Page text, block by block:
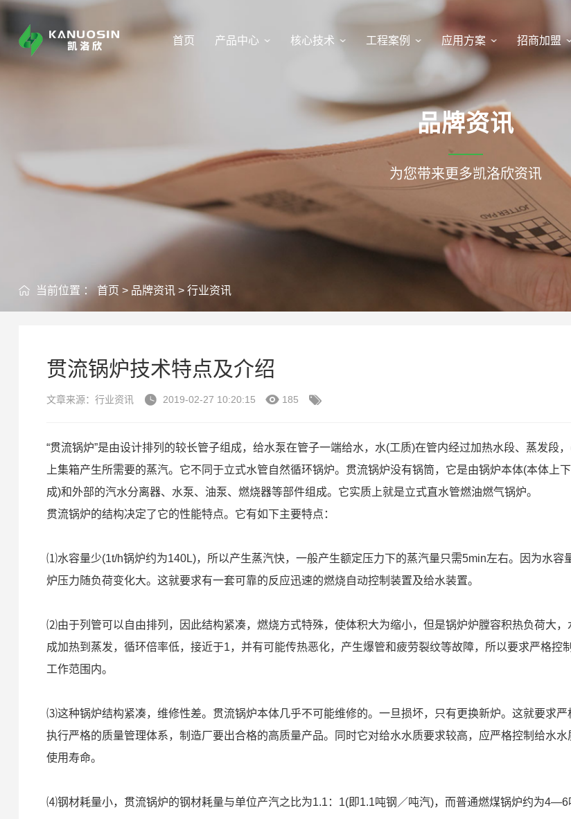
首页 产品中心 核心技术 工程案例 应用方案 招商加盟
品牌资讯
为您带来更多凯洛欣资讯
当前位置 ：首页 > 品牌资讯> 行业资讯
贯流锅炉技术特点及介绍
文章来源：行业资讯  2019-02-27 10:20:15  185 
“贯流锅炉”是由设计排列的较长管子组成，给水泵在管子一端给水，水(工质)在管内经过加热水段、蒸发段
上集箱产生所需要的蒸汽。它不同于立式水管自然循环锅炉。贯流锅炉没有锅筒，它是由锅炉本体(本体上
成)和外部的汽水分离器、水泵、油泵、燃烧器等部件组成。它实质上就是立式直水管燃油燃气锅炉。
贯流锅炉的结构决定了它的性能特点。它有如下主要特点：
⑴水容量少(1t/h锅炉约为140L)，所以产生蒸汽快，一般产生额定压力下的蒸汽量只需5min左右。因为水容
炉压力随负荷变化大。这就要求有一套可靠的反应迅速的燃烧自动控制装置及给水装置。
⑵由于列管可以自由排列，因此结构紧凑，燃烧方式特殊，使体积大为缩小，但是锅炉炉膛容积热负荷大，
成加热到蒸发，循环倍率低，接近于1，并有可能传热恶化，产生爆管和疲劳裂纹等故障，所以要求严格控
工作范围内。
⑶这种锅炉结构紧凑，维修性差。贯流锅炉本体几乎不可能维修的。一旦损坏，只有更换新炉。这就要求严
执行严格的质量管理体系，制造厂要出合格的高质量产品。同时它对给水水质要求较高，应严格控制给水
使用寿命。
⑷钢材耗量小，贯流锅炉的钢材耗量与单位产汽之比为1.1：1(即1.1吨钢／吨汽)，而普通燃煤锅炉约为4—6